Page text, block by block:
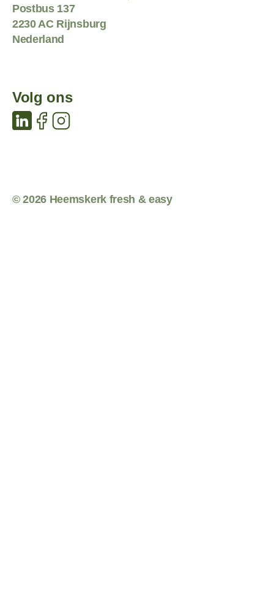
Postbus 137
2230 AC Rijnsburg
Nederland
Volg ons
© 2026 Heemskerk fresh & easy